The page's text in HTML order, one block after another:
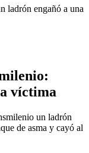
víctima
un ladrón
de asma y cayó al